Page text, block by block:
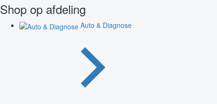
Shop op afdeling
Auto & Diagnose